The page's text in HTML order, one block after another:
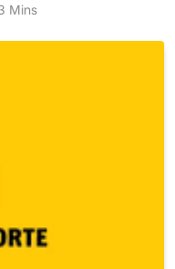
Mins